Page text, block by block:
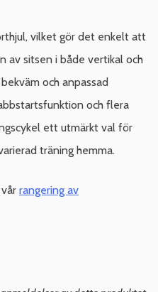
vilket gör det enkelt att
av sitsen i både vertikal och
och anpassad
och flera
ett utmärkt val för
träning hemma.
rangering av